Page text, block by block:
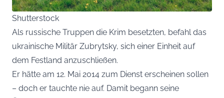
Shutterstock
Als russische Truppen die Krim besetzten, befahl das
ukrainische Militär Zubrytsky, sich einer Einheit auf
dem Festland anzuschließen.
Er hätte am 12. Mai 2014 zum Dienst erscheinen sollen
– doch er tauchte nie auf. Damit begann seine